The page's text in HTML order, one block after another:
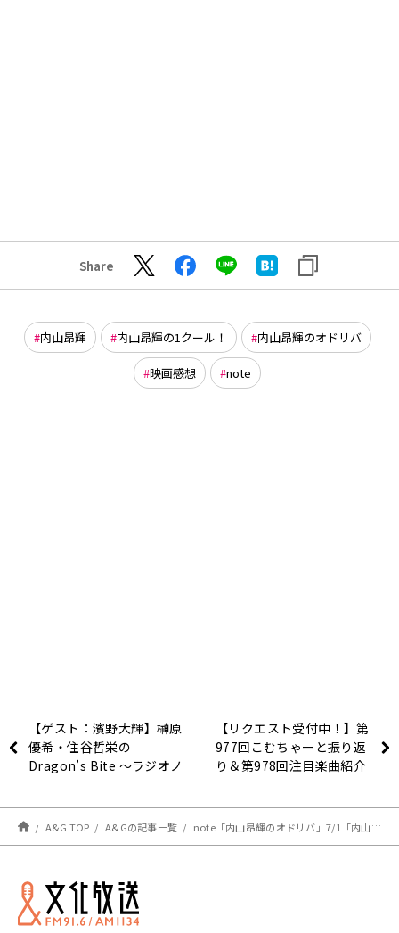
Share
内山昂輝 内山昂輝の1クール！ 内山昂輝のオドリバ
映画感想 note
【ゲスト：濱野大輝】榊原
優希・住谷哲栄の
Dragon’s Bite ～ラジオノ
日放送分)
【リクエスト受付中！】第
977回こむちゃーと振り返
り＆第978回注目楽曲紹介
A&G TOP A&Gの記事一覧 note「内山昂輝のオドリバ」7/1「内山映画ランキング 1」更新しました